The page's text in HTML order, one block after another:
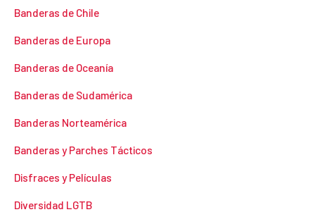
Banderas de Chile
Banderas de Europa
Banderas de Oceanía
Banderas de Sudamérica
Banderas Norteamérica
Banderas y Parches Tácticos
Disfraces y Películas
Diversidad LGTB